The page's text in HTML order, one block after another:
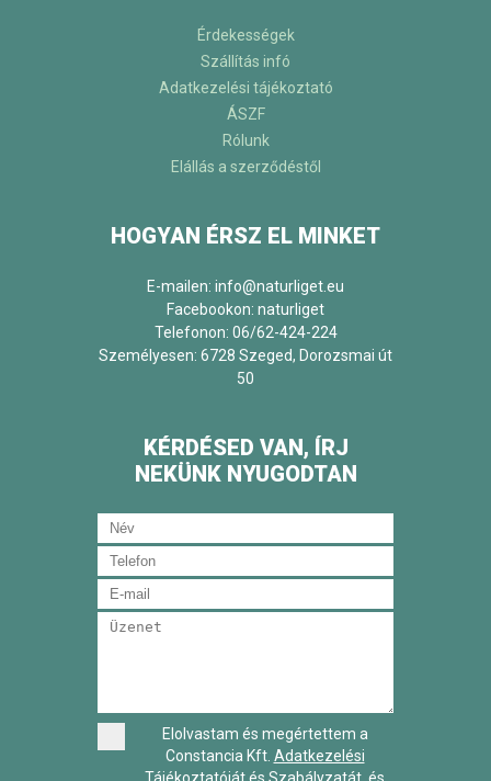
Érdekességek
Szállítás infó
Adatkezelési tájékoztató
ÁSZF
Rólunk
Elállás a szerződéstől
HOGYAN ÉRSZ EL MINKET
E-mailen: info@naturliget.eu
Facebookon: naturliget
Telefonon: 06/62-424-224
Személyesen: 6728 Szeged, Dorozsmai út
50
KÉRDÉSED VAN, ÍRJ
NEKÜNK NYUGODTAN
Elolvastam és megértettem a
Constancia Kft. Adatkezelési